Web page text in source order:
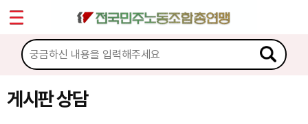
게시판 상담
마이페이지
소개
소식
Sketchbook5, 스케치북5